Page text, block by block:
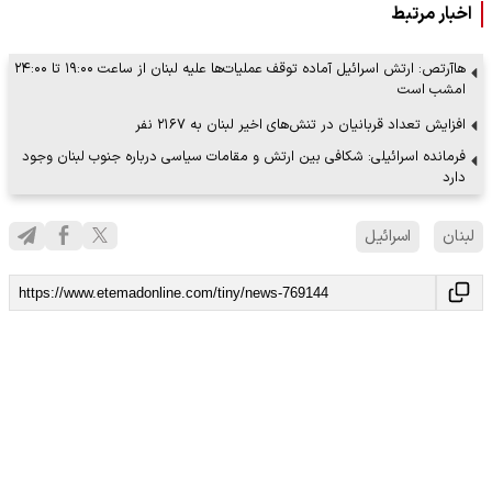
اخبار مرتبط
هاآرتص: ارتش اسرائیل آماده توقف عملیات‌ها علیه لبنان از ساعت ۱۹:۰۰ تا ۲۴:۰۰
امشب است
افزایش تعداد قربانیان در تنش‌های اخیر لبنان به ۲۱۶۷ نفر
فرمانده اسرائیلی: شکافی بین ارتش و مقامات سیاسی درباره جنوب لبنان وجود
دارد
لبنان اسرائیل